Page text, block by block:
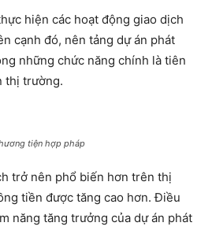
hiện các hoạt động giao dịch
cạnh đó, nên tảng dự án phát
những chức năng chính là tiên
thị trường.
tiện hợp pháp
trở nên phổ biến hơn trên thị
tiền được tăng cao hơn. Điều
năng tăng trưởng của dự án phát